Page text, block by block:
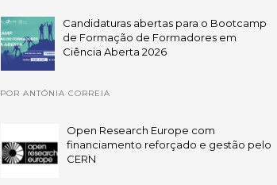
Candidaturas abertas para o Bootcamp
de Formação de Formadores em
Ciência Aberta 2026
POR ANTÓNIA CORREIA
Open Research Europe com
financiamento reforçado e gestão pelo
CERN